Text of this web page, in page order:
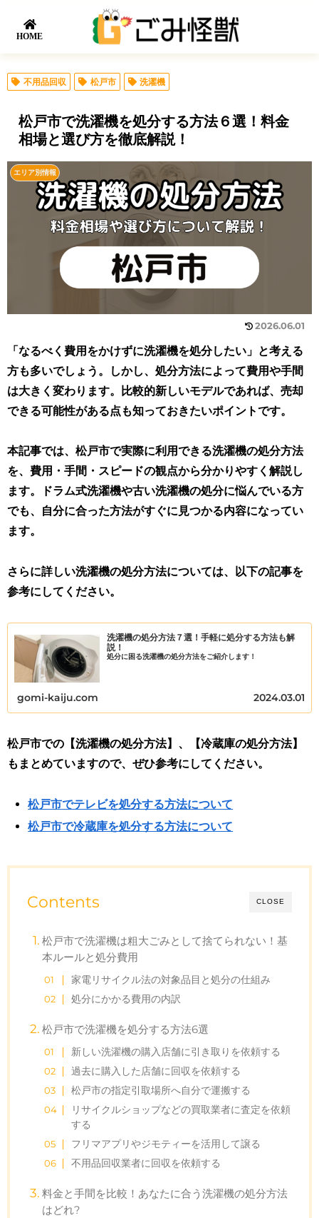
HOME
不用品回収 松戸市 洗濯機
松戸市で洗濯機を処分する方法６選！料金
相場と選び方を徹底解説！
エリア別情報
2026.06.01
「なるべく費用をかけずに洗濯機を処分したい」と考える
方も多いでしょう。しかし、処分方法によって費用や手間
は大きく変わります。比較的新しいモデルであれば、売却
できる可能性がある点も知っておきたいポイントです。
本記事では、松戸市で実際に利用できる洗濯機の処分方法
を、費用・手間・スピードの観点から分かりやすく解説し
ます。ドラム式洗濯機や古い洗濯機の処分に悩んでいる方
でも、自分に合った方法がすぐに見つかる内容になってい
ます。
さらに詳しい洗濯機の処分方法については、以下の記事を
参考にしてください。
洗濯機の処分方法７選！手軽に処分する方法も解
説！
処分に困る洗濯機の処分方法をご紹介します！
gomi-kaiju.com 2024.03.01
松戸市での【洗濯機の処分方法】、【冷蔵庫の処分方法】
もまとめていますので、ぜひ参考にしてください。
松戸市でテレビを処分する方法について
松戸市で冷蔵庫を処分する方法について
CLOSE
Contents
松戸市で洗濯機は粗大ごみとして捨てられない！基
本ルールと処分費用
家電リサイクル法の対象品目と処分の仕組み
処分にかかる費用の内訳
松戸市で洗濯機を処分する方法6選
新しい洗濯機の購入店舗に引き取りを依頼する
過去に購入した店舗に回収を依頼する
松戸市の指定引取場所へ自分で運搬する
リサイクルショップなどの買取業者に査定を依頼
する
フリマアプリやジモティーを活用して譲る
不用品回収業者に回収を依頼する
料金と手間を比較！あなたに合う洗濯機の処分方法
はどれ?